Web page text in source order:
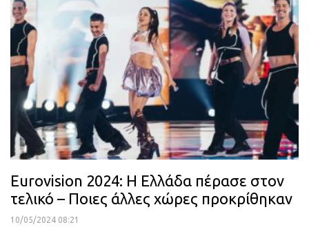
Eurovision 2024: Η Ελλάδα πέρασε στον
τελικό – Ποιες άλλες χώρες προκρίθηκαν
10/05/2024 08:21